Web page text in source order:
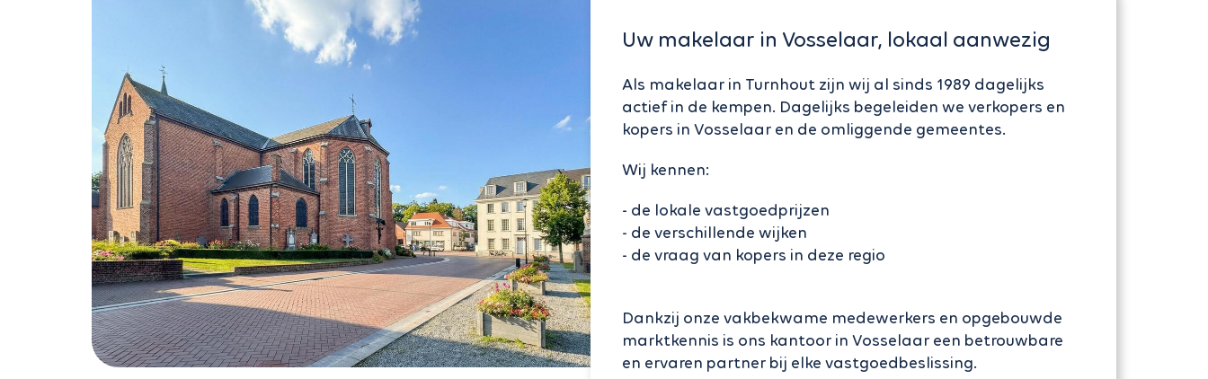
Uw makelaar in Vosselaar, lokaal aanwezig
Als makelaar in Turnhout zijn wij al sinds 1989 dagelijks
actief in de kempen. Dagelijks begeleiden we verkopers en
kopers in Vosselaar en de omliggende gemeentes.
Wij kennen:
- de lokale vastgoedprijzen
- de verschillende wijken
- de vraag van kopers in deze regio
Dankzij onze vakbekwame medewerkers en opgebouwde
marktkennis is ons kantoor in Vosselaar een betrouwbare
en ervaren partner bij elke vastgoedbeslissing.